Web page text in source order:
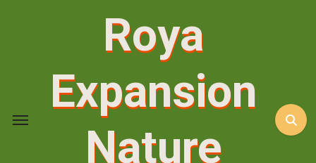
Roya
Expansion
Nature